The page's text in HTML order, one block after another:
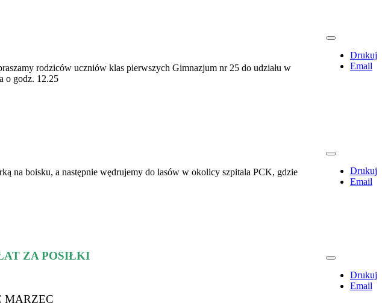
Drukuj
Email
rodziców uczniów klas pierwszych Gimnazjum nr 25 do udziału w
o godz. 12.25
Drukuj
Email
na boisku, a następnie wędrujemy do lasów w okolicy szpitala PCK, gdzie
Drukuj
Email
ZA POSIŁKI
MARZEC